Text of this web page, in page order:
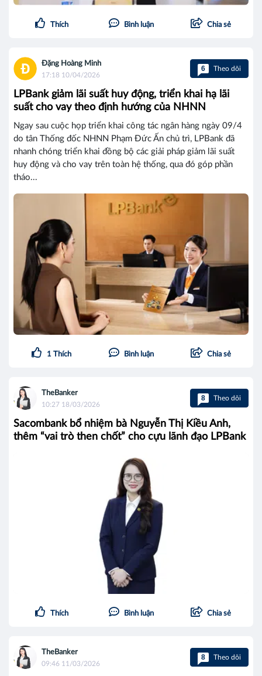
Thích Bình luận Chia sẻ
Đặng Hoàng Minh
17:18 10/04/2026
6 Theo dõi
LPBank giảm lãi suất huy động, triển khai hạ lãi
suất cho vay theo định hướng của NHNN
Ngay sau cuộc họp triển khai công tác ngân hàng ngày 09/4
do tân Thống đốc NHNN Phạm Đức Ấn chủ trì, LPBank đã
nhanh chóng triển khai đồng bộ các giải pháp giảm lãi suất
huy động và cho vay trên toàn hệ thống, qua đó góp phần
tháo...
1 Thích Bình luận Chia sẻ
TheBanker
10:27 18/03/2026
8 Theo dõi
Sacombank bổ nhiệm bà Nguyễn Thị Kiều Anh,
thêm “vai trò then chốt” cho cựu lãnh đạo LPBank
Thích Bình luận Chia sẻ
TheBanker
09:46 11/03/2026
8 Theo dõi